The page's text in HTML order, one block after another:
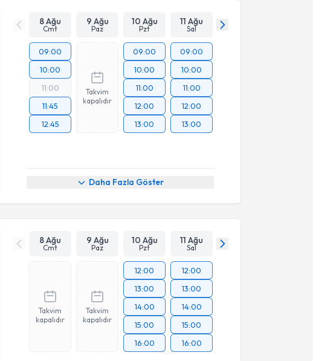
8 Ağu
Cmt
9 Ağu
Paz
10 Ağu
Pzt
11 Ağu
Sal
09:00
10:00
11:00
11:45
12:45
Takvim
kapalıdır
09:00
10:00
11:00
12:00
13:00
09:00
10:00
11:00
12:00
13:00
Daha Fazla Göster
8 Ağu
Cmt
9 Ağu
Paz
10 Ağu
Pzt
11 Ağu
Sal
Takvim
kapalıdır
Takvim
kapalıdır
12:00
13:00
14:00
15:00
16:00
12:00
13:00
14:00
15:00
16:00